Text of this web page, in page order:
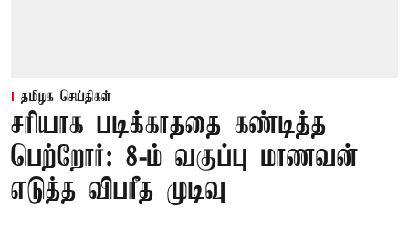
தமிழக செய்திகள்
சரியாக படிக்காததை கண்டித்த
பெற்றோர்: 8-ம் வகுப்பு மாணவன்
எடுத்த விபரீத முடிவு